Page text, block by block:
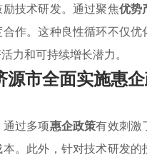
技术研发。通过聚焦优势
作。这种良性循环不仅
力和可持续增长潜力。
源市全面实施惠
过多项惠企政策有效刺激
。此外，针对技术研发